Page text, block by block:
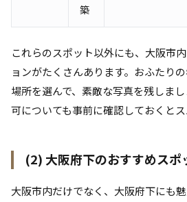
築
これらのスポット以外にも、大阪市
ョンがたくさんあります。おふたり
場所を選んで、素敵な写真を残しま
可についても事前に確認しておくとス
(2) 大阪府下のおすすめスポ
大阪市内だけでなく、大阪府下にも